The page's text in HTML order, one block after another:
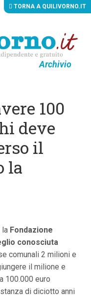
Archivio
TORNA A QUILIVORNO.IT
100
deve
il
la
la Fondazione
conosciuta
comunali 2 milioni e
il milione e
100.000 euro
di diciotto anni